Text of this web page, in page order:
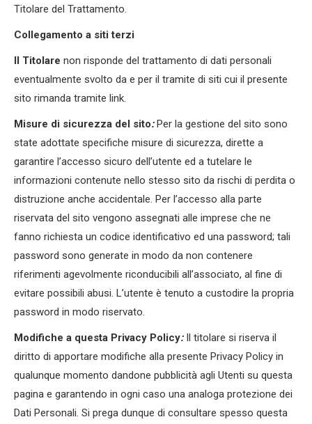
Titolare del Trattamento.
Collegamento a siti terzi
Il Titolare non risponde del trattamento di dati personali
eventualmente svolto da e per il tramite di siti cui il presente
sito rimanda tramite link.
Misure di sicurezza del sito:Per la gestione del sito sono
state adottate specifiche misure di sicurezza, dirette a
garantire l’accesso sicuro dell’utente ed a tutelare le
informazioni contenute nello stesso sito da rischi di perdita o
distruzione anche accidentale. Per l’accesso alla parte
riservata del sito vengono assegnati alle imprese che ne
fanno richiesta un codice identificativo ed una password; tali
password sono generate in modo da non contenere
riferimenti agevolmente riconducibili all’associato, al fine di
evitare possibili abusi. L’utente è tenuto a custodire la propria
password in modo riservato.
Modifiche a questa Privacy Policy: Il titolare si riserva il
diritto di apportare modifiche alla presente Privacy Policy in
qualunque momento dandone pubblicità agli Utenti su questa
pagina e garantendo in ogni caso una analoga protezione dei
Dati Personali. Si prega dunque di consultare spesso questa